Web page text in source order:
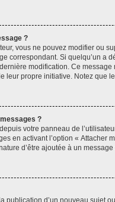
?
vous ne pouvez modifier ou
correspondant. Si quelqu’un a
modification. Ce
leur propre initiative. Notez que
?
votre panneau de
en activant l’option « Attacher
d’être ajoutée à un
publication d’un nouveau sujet